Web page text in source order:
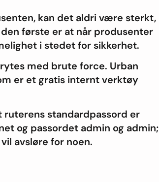
kan det aldri være sterkt,
første er at når produsenter
i stedet for sikkerhet.
med brute force. Urban
er et gratis internt verktøy
standardpassord er
og passordet admin og admin;
avsløre for noen.